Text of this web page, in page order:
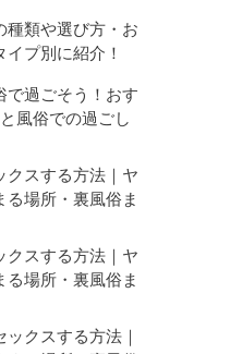
種類や選び方・お
プ別に紹介！
で過ごそう！おす
風俗での過ごし
クスする方法｜ヤ
る場所・裏風俗ま
クスする方法｜ヤ
る場所・裏風俗ま
クスする方法｜